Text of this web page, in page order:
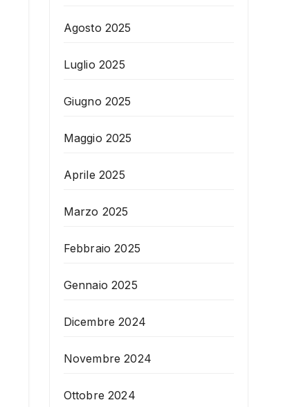
Agosto 2025
Luglio 2025
Giugno 2025
Maggio 2025
Aprile 2025
Marzo 2025
Febbraio 2025
Gennaio 2025
Dicembre 2024
Novembre 2024
Ottobre 2024